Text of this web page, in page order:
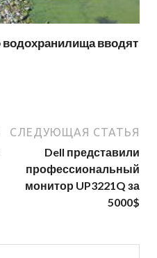
водохранилища вводят
СЛЕДУЮЩАЯ СТАТЬЯ
Dell представили
профессиональный
монитор UP3221Q за
5000$